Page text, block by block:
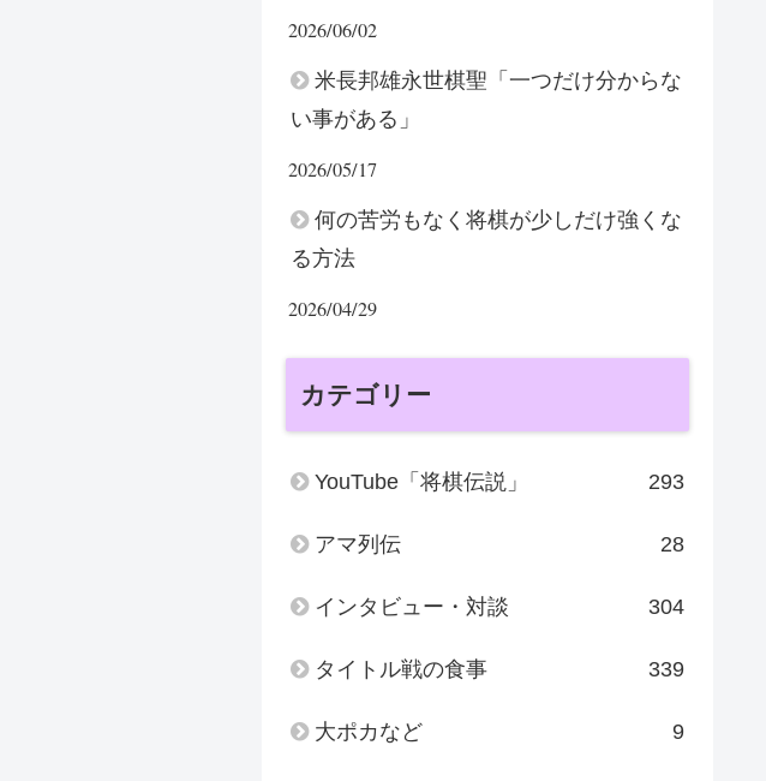
2026/06/02
米長邦雄永世棋聖「一つだけ分からな
い事がある」
2026/05/17
何の苦労もなく将棋が少しだけ強くな
る方法
2026/04/29
カテゴリー
YouTube「将棋伝説」 293
アマ列伝 28
インタビュー・対談 304
タイトル戦の食事 339
大ポカなど 9